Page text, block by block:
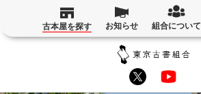
古本屋を探す お知らせ 組合について